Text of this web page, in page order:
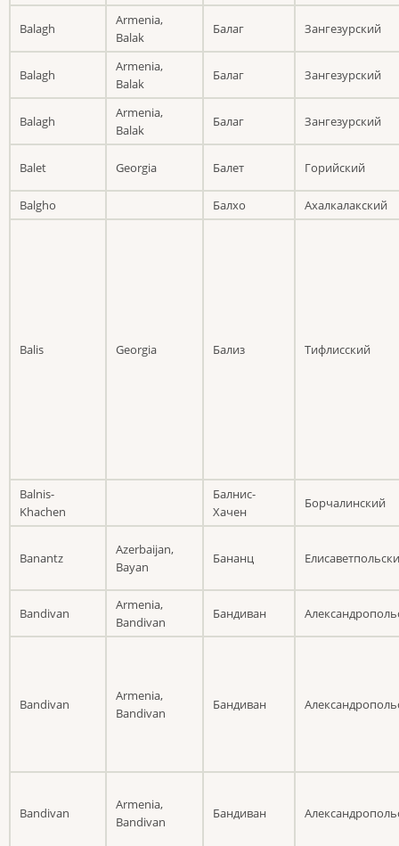
Balagh
Armenia,
Balak
Балаг Зангезурский
Balagh
Armenia,
Balak
Балаг Зангезурский
Balagh
Armenia,
Balak
Балаг Зангезурский
Balet Georgia Балет Горийский
Balgho Балхо Ахалкалакский
Balis Georgia Бализ Тифлисский
Balnis-
Khachen
Балнис-
Хачен
Борчалинский
Banantz
Azerbaijan,
Bayan
Бананц
Bandivan
Armenia,
Bandivan
Бандиван
Bandivan
Armenia,
Bandivan
Бандиван
Bandivan
Armenia,
Bandivan
Бандиван